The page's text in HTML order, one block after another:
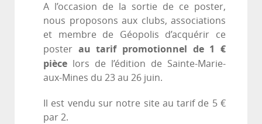
A l’occasion de la sortie de ce poster,
nous proposons aux clubs, associations
et membre de Géopolis d’acquérir ce
poster au tarif promotionnel de 1 €
pièce lors de l’édition de Sainte-Marie-
aux-Mines du 23 au 26 juin.
Il est vendu sur notre site au tarif de 5 €
par 2.